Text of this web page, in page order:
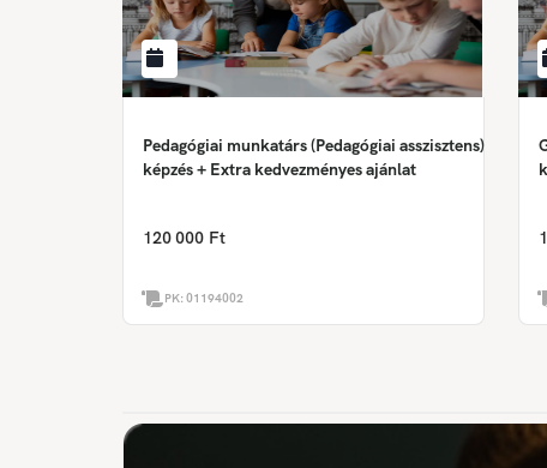
Pedagógiai munkatárs (Pedagógiai asszisztens)
képzés + Extra kedvezményes ajánlat
120 000 Ft
PK:01194002